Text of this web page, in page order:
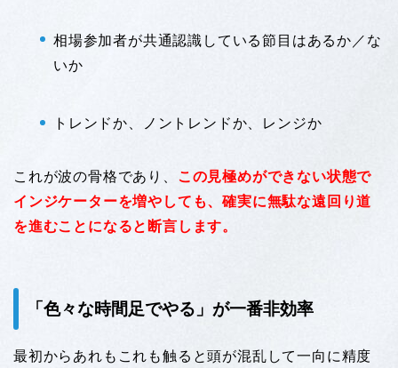
相場参加者が共通認識している節目はあるか／な
いか
トレンドか、ノントレンドか、レンジか
これが波の骨格であり、 この見極めができない状態で
インジケーターを増やしても、確実に無駄な遠回り道
を進むことになると断言します。
「色々な時間足でやる」が一番非効率
最初からあれもこれも触ると頭が混乱して一向に精度